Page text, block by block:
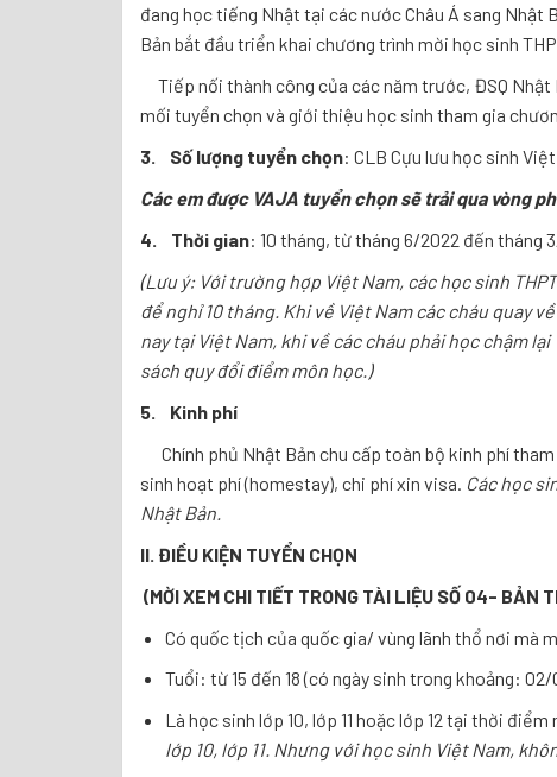
đang học tiếng Nhật tại các nước Châu Á sang Nhật
Bản bắt đầu triển khai chương trình mời học sinh
Tiếp nối thành công của các năm trước, ĐSQ
mối tuyển chọn và giới thiệu học sinh tham gia
3.
Số lượng tuyển chọn: CLB Cựu lưu học sinh
Các em được VAJA tuyển chọn sẽ trải qua vòng
4.
Thời gian: 10 tháng, từ tháng 6/2022 đến tháng
(Lưu ý: Với trường hợp Việt Nam, các học sinh
để nghỉ 10 tháng. Khi về Việt Nam các cháu quay
nay tại Việt Nam, khi về các cháu phải học chậm
sách quy đổi điểm môn học.)
5.
Kinh phí
Chính phủ Nhật Bản chu cấp toàn bộ kinh phí
sinh hoạt phí (homestay), chi phí xin visa. Các học
Nhật Bản.
II. ĐIỀU KIỆN TUYỂN CHỌN
(MỜI XEM CHI TIẾT TRONG TÀI LIỆU SỐ 04- BẢN
Có quốc tịch của quốc gia/ vùng lãnh thổ nơi mà
Tuổi: từ 15 đến 18 (có ngày sinh trong khoảng:
Là học sinh lớp 10, lớp 11 hoặc lớp 12 tại thời điểm
lớp 10, lớp 11. Nhưng với học sinh Việt Nam,